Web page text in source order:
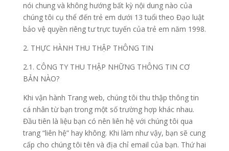
nói chung và không hướng bất kỳ nội dung nào của
chúng tôi cụ thể đến trẻ em dưới 13 tuổi theo Đạo luật
bảo vệ quyền riêng tư trực tuyến của trẻ em năm 1998.
2. THỰC HÀNH THU THẬP THÔNG TIN
2.1. CÔNG TY THU THẬP NHỮNG THÔNG TIN CƠ
BẢN NÀO?
Khi vận hành Trang web, chúng tôi thu thập thông tin
cá nhân từ bạn trong một số trường hợp khác nhau.
Đầu tiên là liệu bạn có nên liên hệ với chúng tôi qua
trang “liên hệ” hay không. Khi làm như vậy, bạn sẽ cung
cấp cho chúng tôi tên và địa chỉ email của bạn. Thứ hai